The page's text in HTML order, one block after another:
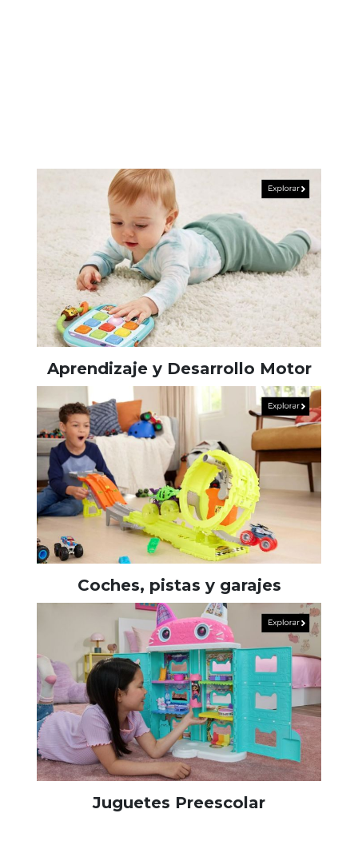
Aprendizaje y Desarrollo Motor
Coches, pistas y garajes
Juguetes Preescolar